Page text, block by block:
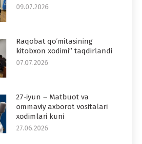
09.07.2026
Raqobat qo‘mitasining
kitobxon xodimi” taqdirlandi
07.07.2026
27-iyun – Matbuot va
ommaviy axborot vositalari
xodimlari kuni
27.06.2026